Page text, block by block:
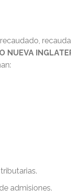
NUEVA
admisiones.